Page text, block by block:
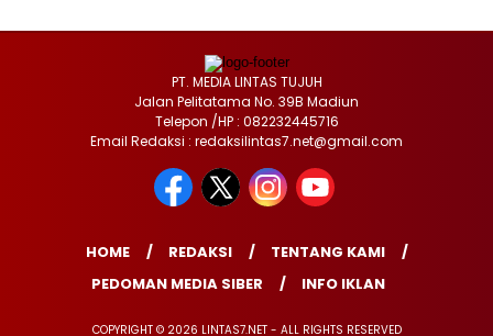
PT. MEDIA LINTAS TUJUH
Jalan Pelitatama No. 39B Madiun
Telepon /HP : 082232445716
Email Redaksi : redaksilintas7.net@gmail.com
HOME REDAKSI
TENTANG KAMI
PEDOMAN MEDIA SIBER
INFO IKLAN
COPYRIGHT © 2026 LINTAS7.NET - ALL RIGHTS RESERVED